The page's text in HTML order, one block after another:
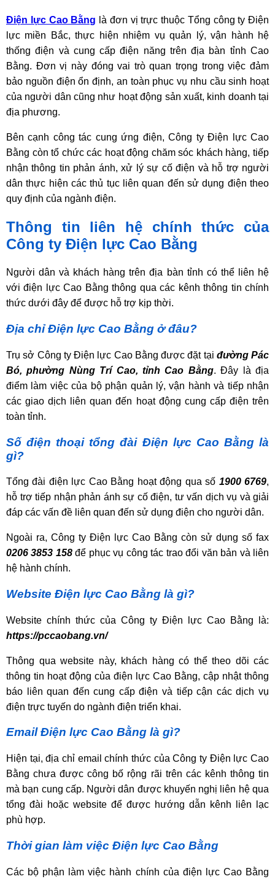
Điện lực Cao Bằng là đơn vị trực thuộc Tổng công ty Điện
lực miền Bắc, thực hiện nhiệm vụ quản lý, vận hành hệ
thống điện và cung cấp điện năng trên địa bàn tỉnh Cao
Bằng. Đơn vị này đóng vai trò quan trọng trong việc đảm
bảo nguồn điện ổn định, an toàn phục vụ nhu cầu sinh hoạt
của người dân cũng như hoạt động sản xuất, kinh doanh tại
địa phương.
Bên cạnh công tác cung ứng điện, Công ty Điện lực Cao
Bằng còn tổ chức các hoạt động chăm sóc khách hàng, tiếp
nhận thông tin phản ánh, xử lý sự cố điện và hỗ trợ người
dân thực hiện các thủ tục liên quan đến sử dụng điện theo
quy định của ngành điện.
Thông tin liên hệ chính thức của
Công ty Điện lực Cao Bằng
Người dân và khách hàng trên địa bàn tỉnh có thể liên hệ
với điện lực Cao Bằng thông qua các kênh thông tin chính
thức dưới đây để được hỗ trợ kịp thời.
Địa chỉ Điện lực Cao Bằng ở đâu?
Trụ sở Công ty Điện lực Cao Bằng được đặt tại đường Pác
Bó, phường Nùng Trí Cao, tỉnh Cao Bằng. Đây là địa
điểm làm việc của bộ phận quản lý, vận hành và tiếp nhận
các giao dịch liên quan đến hoạt động cung cấp điện trên
toàn tỉnh.
Số điện thoại tổng đài Điện lực Cao Bằng là
gì?
Tổng đài điện lực Cao Bằng hoạt động qua số 1900 6769,
hỗ trợ tiếp nhận phản ánh sự cố điện, tư vấn dịch vụ và giải
đáp các vấn đề liên quan đến sử dụng điện cho người dân.
Ngoài ra, Công ty Điện lực Cao Bằng còn sử dụng số fax
0206 3853 158để phục vụ công tác trao đổi văn bản và liên
hệ hành chính.
Website Điện lực Cao Bằng là gì?
Website chính thức của Công ty Điện lực Cao Bằng là:
https://pccaobang.vn/
Thông qua website này, khách hàng có thể theo dõi các
thông tin hoạt động của điện lực Cao Bằng, cập nhật thông
báo liên quan đến cung cấp điện và tiếp cận các dịch vụ
điện trực tuyến do ngành điện triển khai.
Email Điện lực Cao Bằng là gì?
Hiện tại, địa chỉ email chính thức của Công ty Điện lực Cao
Bằng chưa được công bố rộng rãi trên các kênh thông tin
mà bạn cung cấp. Người dân được khuyến nghị liên hệ qua
tổng đài hoặc website để được hướng dẫn kênh liên lạc
phù hợp.
Thời gian làm việc Điện lực Cao Bằng
Các bộ phận làm việc hành chính của điện lực Cao Bằng